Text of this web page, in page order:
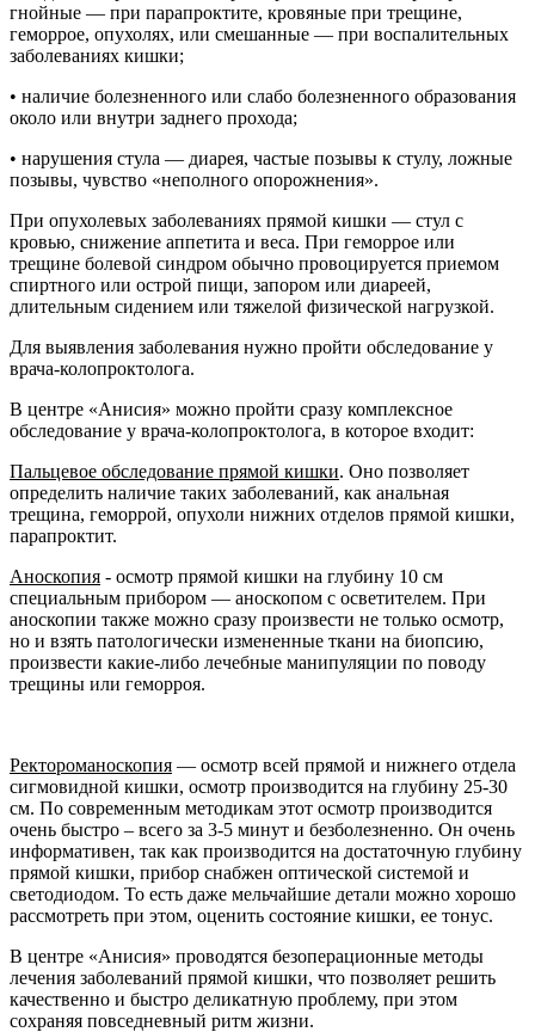
гнойные — при парапроктите, кровяные при трещине,
геморрое, опухолях, или смешанные — при воспалительных
заболеваниях кишки;
• наличие болезненного или слабо болезненного образования
около или внутри заднего прохода;
• нарушения стула — диарея, частые позывы к стулу, ложные
позывы, чувство «неполного опорожнения».
При опухолевых заболеваниях прямой кишки — стул с
кровью, снижение аппетита и веса. При геморрое или
трещине болевой синдром обычно провоцируется приемом
спиртного или острой пищи, запором или диареей,
длительным сидением или тяжелой физической нагрузкой.
Для выявления заболевания нужно пройти обследование у
врача-колопроктолога.
В центре «Анисия» можно пройти сразу комплексное
обследование у врача-колопроктолога, в которое входит:
Пальцевое обследование прямой кишки. Оно позволяет
определить наличие таких заболеваний, как анальная
трещина, геморрой, опухоли нижних отделов прямой кишки,
парапроктит.
Аноскопия - осмотр прямой кишки на глубину 10 см
специальным прибором — аноскопом с осветителем. При
аноскопии также можно сразу произвести не только осмотр,
но и взять патологически измененные ткани на биопсию,
произвести какие-либо лечебные манипуляции по поводу
трещины или геморроя.
Ректороманоскопия — осмотр всей прямой и нижнего отдела
сигмовидной кишки, осмотр производится на глубину 25-30
см. По современным методикам этот осмотр производится
очень быстро – всего за 3-5 минут и безболезненно. Он очень
информативен, так как производится на достаточную глубину
прямой кишки, прибор снабжен оптической системой и
светодиодом. То есть даже мельчайшие детали можно хорошо
рассмотреть при этом, оценить состояние кишки, ее тонус.
В центре «Анисия» проводятся безоперационные методы
лечения заболеваний прямой кишки, что позволяет решить
качественно и быстро деликатную проблему, при этом
сохраняя повседневный ритм жизни.